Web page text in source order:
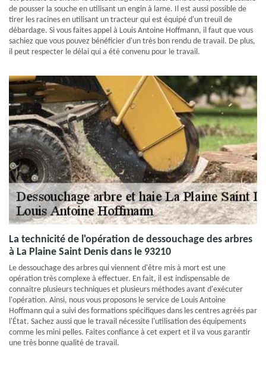
de pousser la souche en utilisant un engin à lame. Il est aussi possible de
tirer les racines en utilisant un tracteur qui est équipé d'un treuil de
débardage. Si vous faites appel à Louis Antoine Hoffmann, il faut que vous
sachiez que vous pouvez bénéficier d'un très bon rendu de travail. De plus,
il peut respecter le délai qui a été convenu pour le travail.
La technicité de l'opération de dessouchage des arbres
à La Plaine Saint Denis dans le 93210
Le dessouchage des arbres qui viennent d'être mis à mort est une
opération très complexe à effectuer. En fait, il est indispensable de
connaitre plusieurs techniques et plusieurs méthodes avant d'exécuter
l'opération. Ainsi, nous vous proposons le service de Louis Antoine
Hoffmann qui a suivi des formations spécifiques dans les centres agréés par
l'État. Sachez aussi que le travail nécessite l'utilisation des équipements
comme les mini pelles. Faites confiance à cet expert et il va vous garantir
une très bonne qualité de travail.